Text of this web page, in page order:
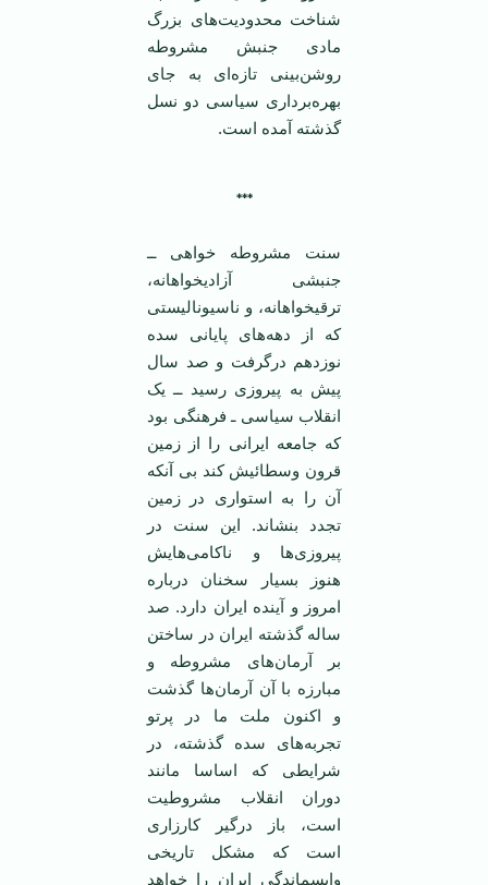
شناخت محدوديت‌های بزرگ
مادی جنبش مشروطه
روشن‌بينی تازه‌ای به جای
بهره‌برداری سياسی دو نسل
گذشته آمده است.
***
سنت مشروطه خواهی ــ
جنبشی آزاديخواهانه،
ترقيخواهانه، و ناسيوناليستی
که از دهه‌های پايانی سده
نوزدهم درگرفت و صد سال
پيش به پيروزی رسيد ــ يک
انقلاب سياسی ـ فرهنگی بود
که جامعه ايرانی را از زمين
قرون وسطائيش کند بی آنکه
آن را به استواری در زمين
تجدد بنشاند. اين سنت در
پيروزی‌ها و ناکامی‌هايش
هنوز بسيار سخنان درباره
امروز و آينده ايران دارد. صد
ساله گذشته ايران در ساختن
بر آرمان‌های مشروطه و
مبارزه با آن آرمان‌ها گذشت
و اکنون ملت ما در پرتو
تجربه‌های سده گذشته، در
شرايطی که اساسا مانند
دوران انقلاب مشروطيت
است، باز درگير کارزاری
است که مشکل تاريخی
واپسماندگی ايران را خواهد